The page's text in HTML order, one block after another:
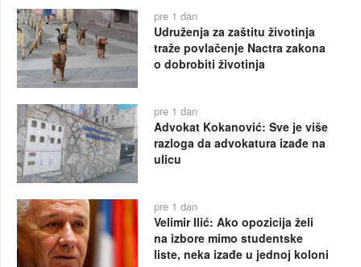
pre 1 dan
Udruženja za zaštitu životinja
traže povlačenje Nactra zakona
o dobrobiti životinja
pre 1 dan
Advokat Kokanović: Sve je više
razloga da advokatura izađe na
ulicu
pre 1 dan
Velimir Ilić: Ako opozicija želi
na izbore mimo studentske
liste, neka izađe u jednoj koloni